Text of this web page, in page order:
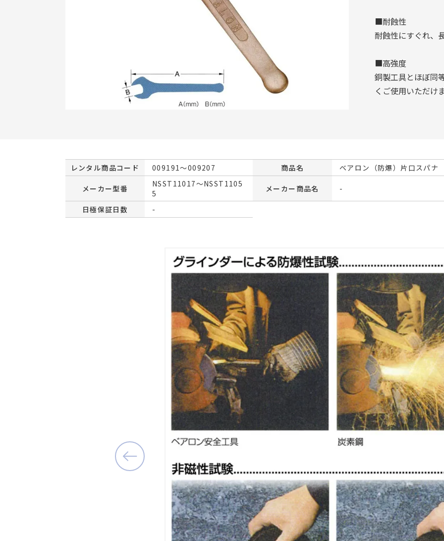
■耐蝕性
耐蝕性にすぐれ、
■高強度
銅製工具とほぼ同
くご使用いただけ
レンタル商品コード 009191～009207 商品名 ベアロン（防爆）片口スパナ
メーカー型番
NSST11017～NSST1105
5
メーカー商品名 -
日極保証日数 -